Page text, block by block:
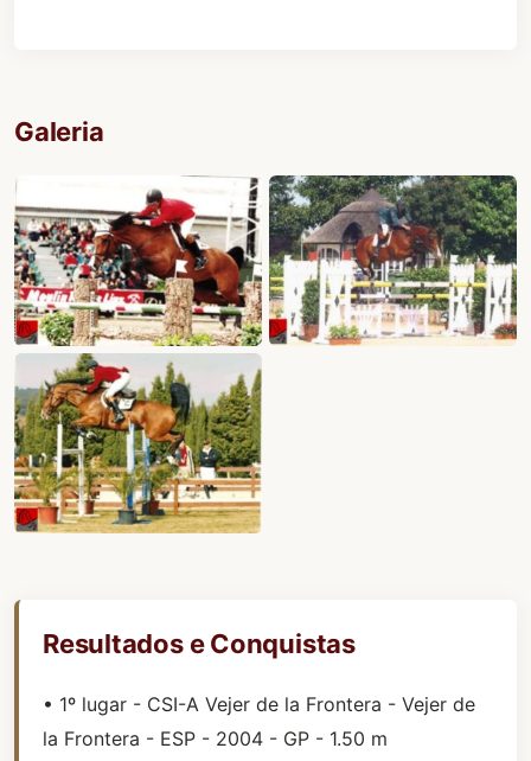
Galeria
Resultados e Conquistas
• 1º lugar - CSI-A Vejer de la Frontera - Vejer de
la Frontera - ESP - 2004 - GP - 1.50 m